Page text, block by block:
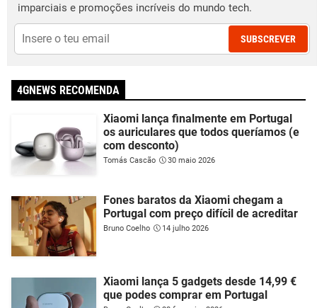
imparciais e promoções incríveis do mundo tech.
SUBSCREVER
4GNEWS RECOMENDA
Xiaomi lança finalmente em Portugal
os auriculares que todos queríamos (e
com desconto)
Tomás Cascão 30 maio 2026
Fones baratos da Xiaomi chegam a
Portugal com preço difícil de acreditar
Bruno Coelho 14 julho 2026
Xiaomi lança 5 gadgets desde 14,99 €
que podes comprar em Portugal